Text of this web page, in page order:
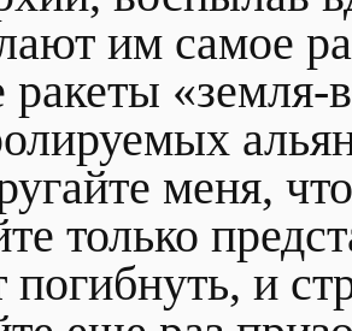
им самое
ракеты «земля-
меня,
только
погибнуть, и